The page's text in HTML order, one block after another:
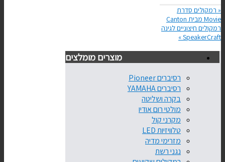
« רמקולים סדרת
Movie מבית Canton
רמקולים חיצוניים לגינה
SpeakerCraft
»
מוצרים מומלצים
רסיברים Pioneer
רסיברים YAMAHA
בקרה ושליטה
מולטי רום אודיו
מקרני קול
טלוויזיות LED
מזרימי מדיה
נגני רשת